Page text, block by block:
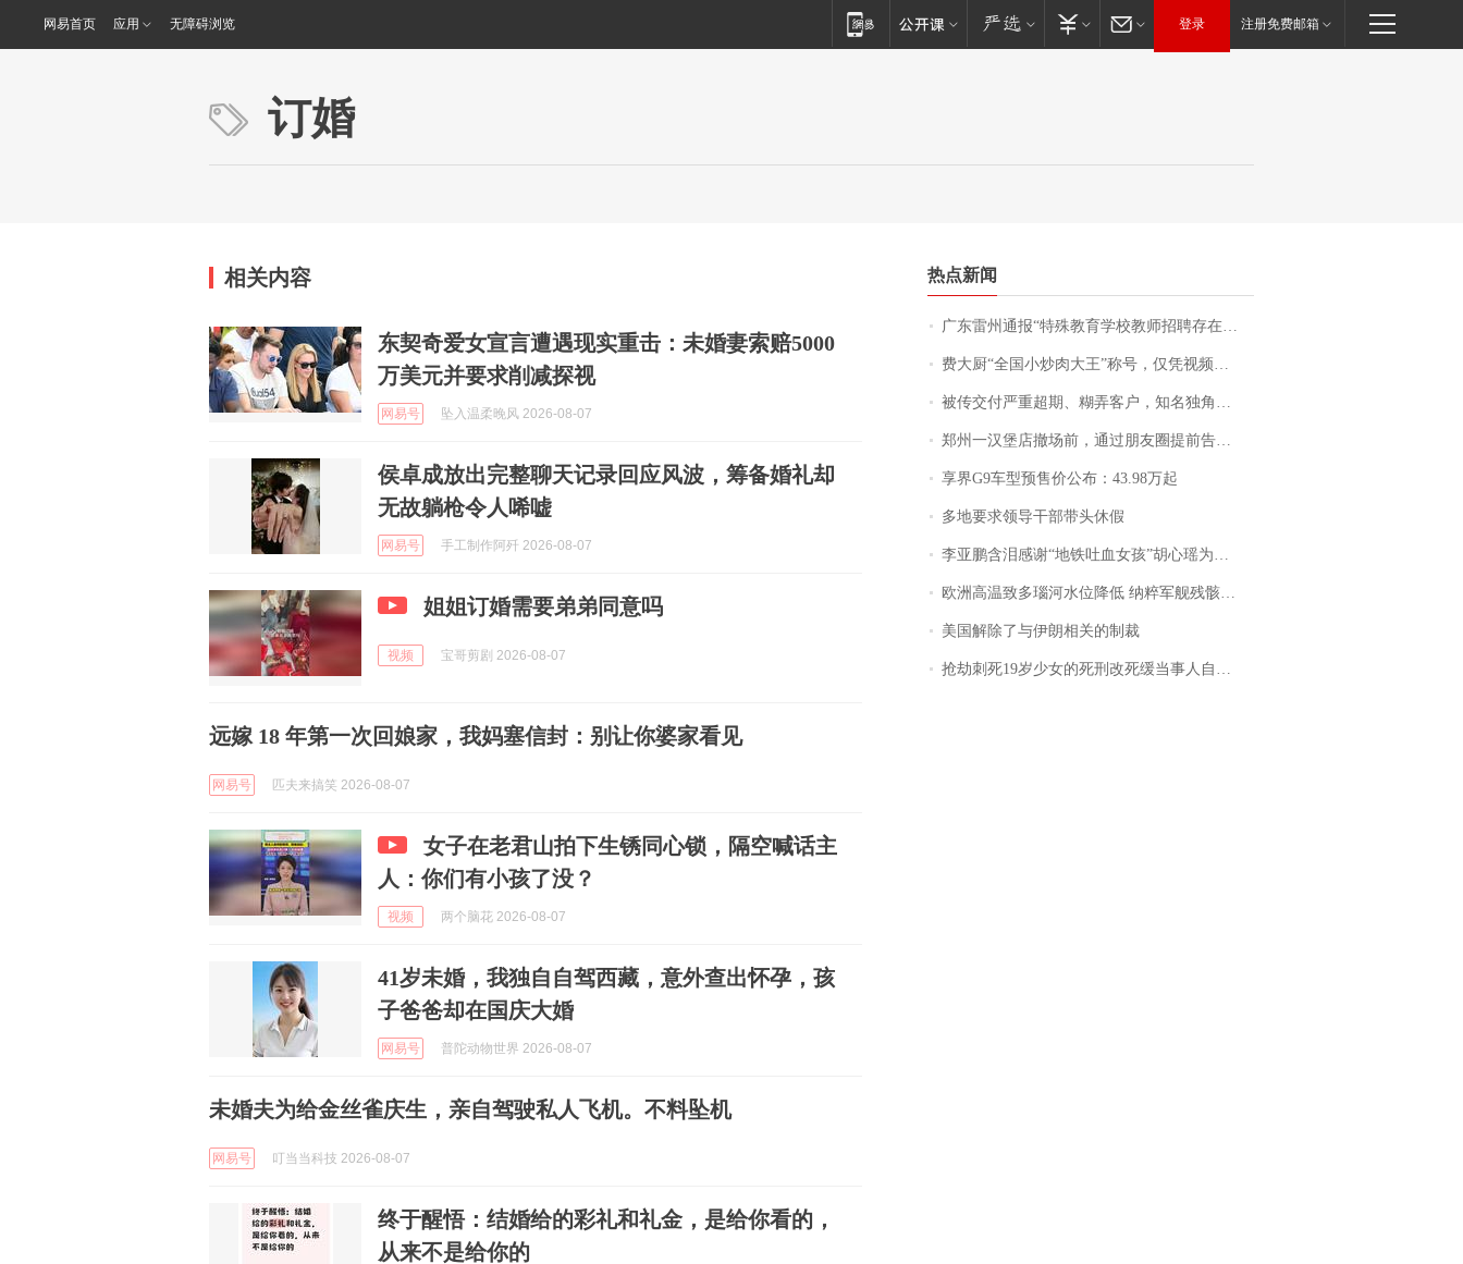
网易首页 应用 无障碍浏览 登录 注册免费邮箱
订婚
相关内容
东契奇爱女宣言遭遇现实重击：未婚妻索赔5000
万美元并要求削减探视
网易号 坠入温柔晚风 2026-08-07
侯卓成放出完整聊天记录回应风波，筹备婚礼却
无故躺枪令人唏嘘
网易号 手工制作阿歼 2026-08-07
姐姐订婚需要弟弟同意吗
视频 宝哥剪剧 2026-08-07
远嫁 18 年第一次回娘家，我妈塞信封：别让你婆家看见
网易号 匹夫来搞笑 2026-08-07
女子在老君山拍下生锈同心锁，隔空喊话主
人：你们有小孩了没？
视频 两个脑花 2026-08-07
41岁未婚，我独自自驾西藏，意外查出怀孕，孩
子爸爸却在国庆大婚
网易号 普陀动物世界 2026-08-07
未婚夫为给金丝雀庆生，亲自驾驶私人飞机。不料坠机
网易号 叮当当科技 2026-08-07
终于醒悟：结婚给的彩礼和礼金，是给你看的，
从来不是给你的
热点新闻
广东雷州通报“特殊教育学校教师招聘存在违规行为”：已启动问责程序 副校长被停职
费大厨“全国小炒肉大王”称号，仅凭视频评出？中国烹饪协会回应
被传交付严重超期、糊弄客户，知名独角兽车企创始人回应：都没证据，将依法采取措施，“本人长期与美国交管局保持沟通，对方表示肯定”
郑州一汉堡店撤场前，通过朋友圈提前告知逐一退费，有顾客仅剩1元也全被退回，分文不少；顾客：言而有信，让人感动
享界G9车型预售价公布：43.98万起
多地要求领导干部带头休假
李亚鹏含泪感谢“地铁吐血女孩”胡心瑶为嫣然天使捐99999元：这份捐赠太沉重，尊重其捐赠意愿，个人向胡心瑶和她的病友之家各捐赠99999元
欧洲高温致多瑙河水位降低 纳粹军舰残骸重见天日
美国解除了与伊朗相关的制裁
抢劫刺死19岁少女的死刑改死缓当事人自述：出狱11年间始终刻意躲避被害人家属